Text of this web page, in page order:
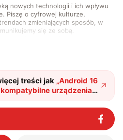
nowych technologii i ich wpływu
Piszę o cyfrowej kulturze,
zmieniających sposób, w
się ze sobą.
popkulturą. W wolnych
treści jak „Android 16
urządzenia i
"?